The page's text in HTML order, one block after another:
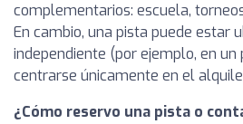
complementarios: escuela,
En cambio, una pista puede estar
independiente (por ejemplo, en
centrarse únicamente en el
¿Cómo reservo una pista o